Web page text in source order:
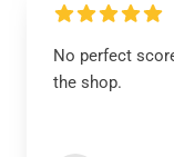
No perfect
the shop.